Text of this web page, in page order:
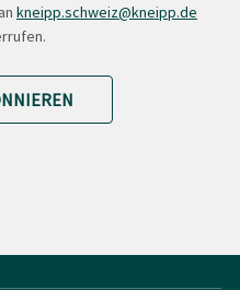
kneipp.schweiz@kneipp.de